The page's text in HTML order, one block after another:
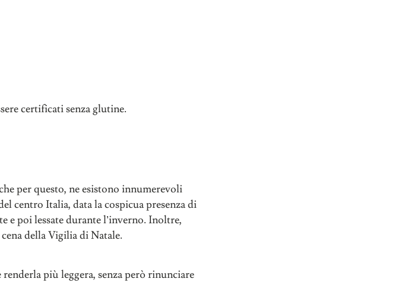
certificati senza glutine.
per questo, ne esistono innumerevoli
centro Italia, data la cospicua presenza di
e poi lessate durante l’inverno. Inoltre,
della Vigilia di Natale.
più leggera, senza però rinunciare